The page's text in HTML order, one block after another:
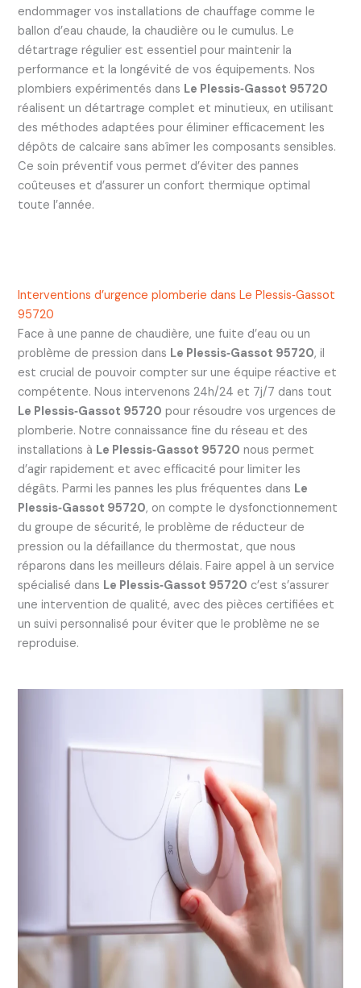
endommager vos installations de chauffage comme le
ballon d’eau chaude, la chaudière ou le cumulus. Le
détartrage régulier est essentiel pour maintenir la
performance et la longévité de vos équipements. Nos
plombiers expérimentés dans Le Plessis‑Gassot 95720
réalisent un détartrage complet et minutieux, en utilisant
des méthodes adaptées pour éliminer efficacement les
dépôts de calcaire sans abîmer les composants sensibles.
Ce soin préventif vous permet d’éviter des pannes
coûteuses et d’assurer un confort thermique optimal
toute l’année.
Interventions d’urgence plomberie dans Le Plessis‑Gassot
95720
Face à une panne de chaudière, une fuite d’eau ou un
problème de pression dans Le Plessis‑Gassot 95720, il
est crucial de pouvoir compter sur une équipe réactive et
compétente. Nous intervenons 24h/24 et 7j/7 dans tout
Le Plessis‑Gassot 95720 pour résoudre vos urgences de
plomberie. Notre connaissance fine du réseau et des
installations à Le Plessis‑Gassot 95720 nous permet
d’agir rapidement et avec efficacité pour limiter les
dégâts. Parmi les pannes les plus fréquentes dans Le
Plessis‑Gassot 95720, on compte le dysfonctionnement
du groupe de sécurité, le problème de réducteur de
pression ou la défaillance du thermostat, que nous
réparons dans les meilleurs délais. Faire appel à un service
spécialisé dans Le Plessis‑Gassot 95720 c’est s’assurer
une intervention de qualité, avec des pièces certifiées et
un suivi personnalisé pour éviter que le problème ne se
reproduise.